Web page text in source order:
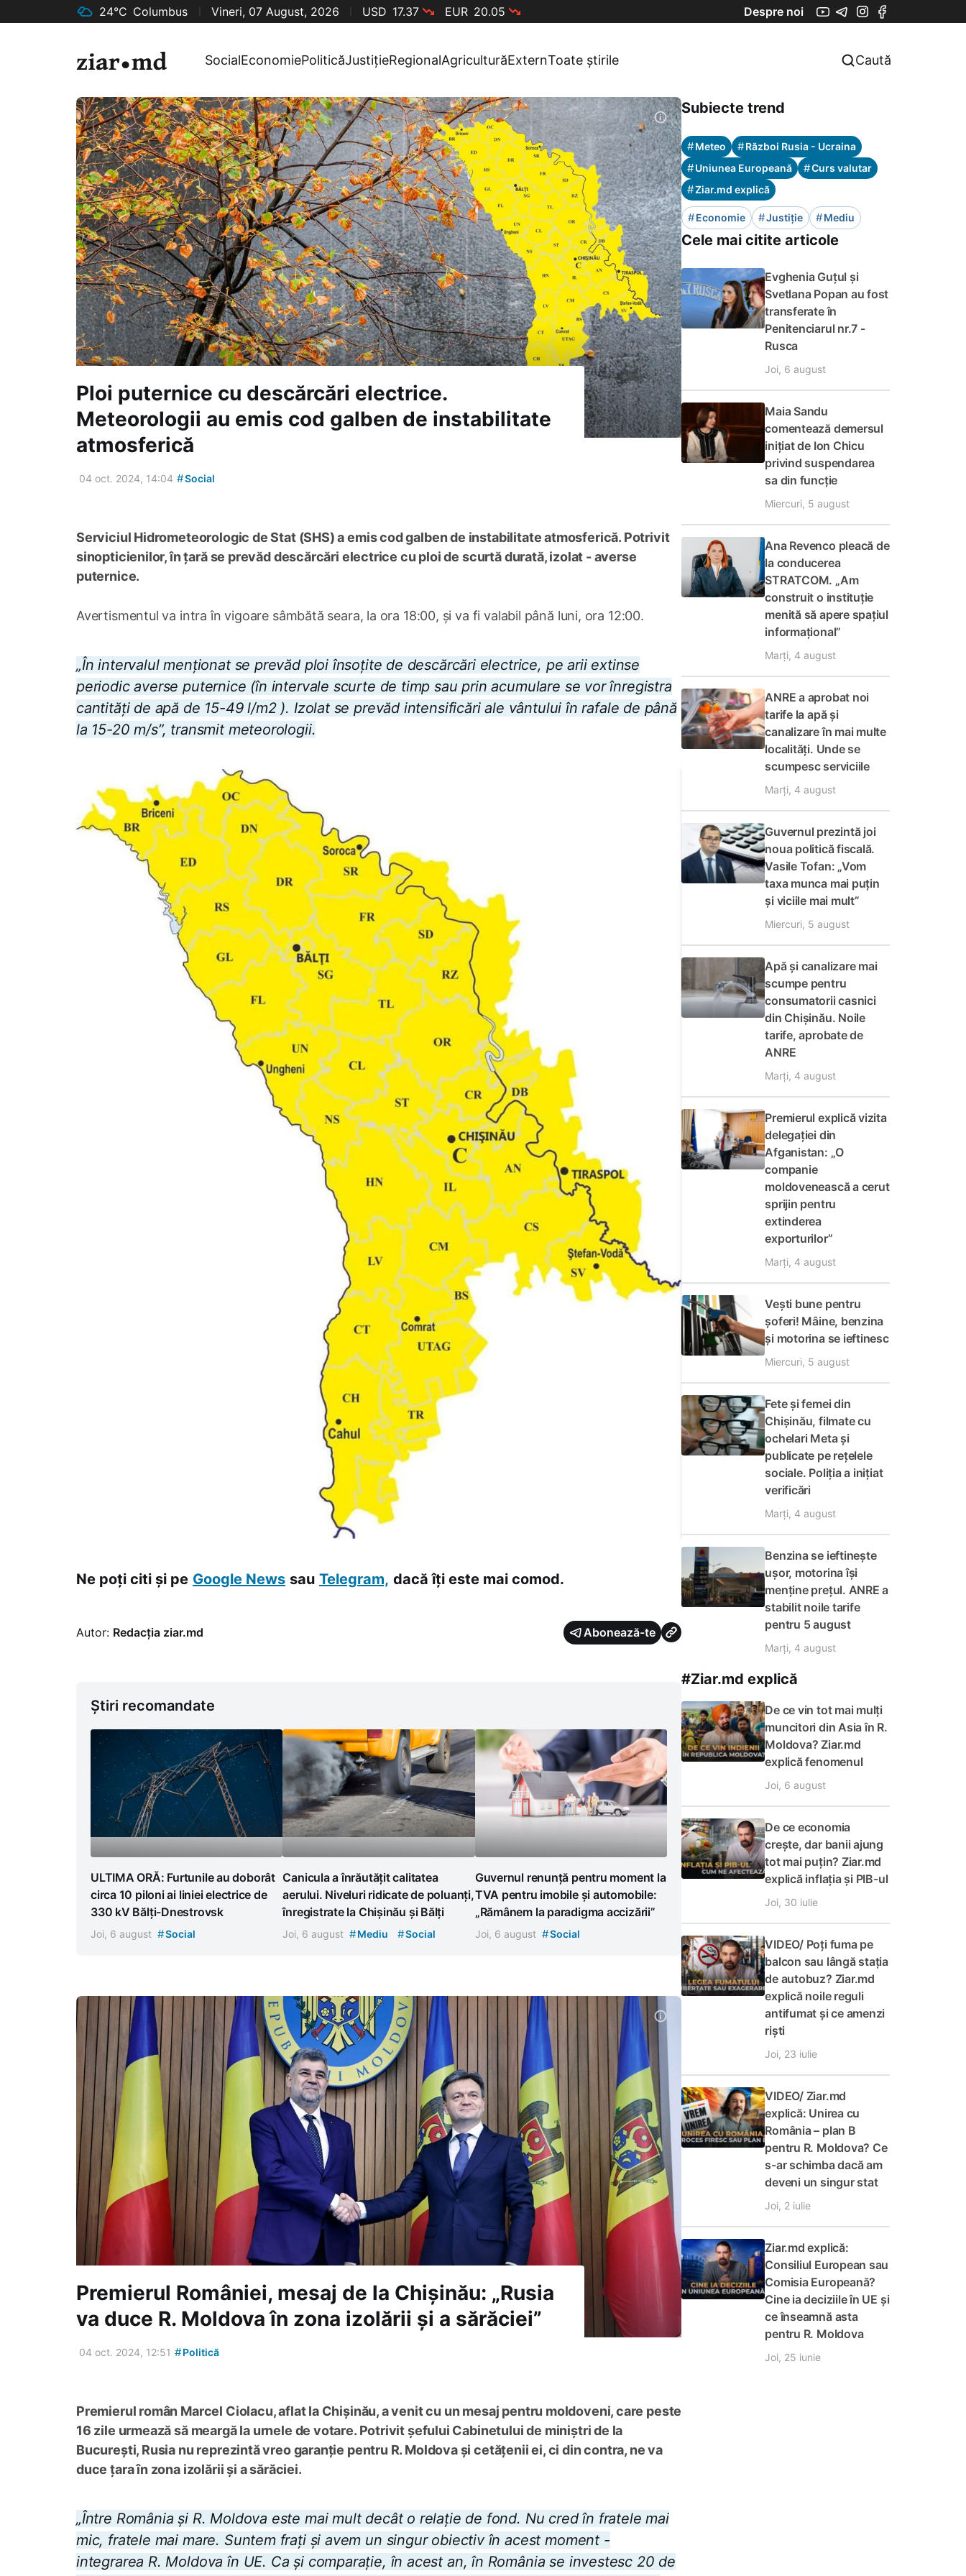
24°C Columbus Vineri, 07 August, 2026 USD 17.37 EUR 20.05 Despre noi
SocialEconomiePoliticăJustițieRegionalAgriculturăExternToate știrile Caută
Ploi puternice cu descărcări electrice.
Meteorologii au emis cod galben de instabilitate
atmosferică
04 oct. 2024, 14:04 #Social
Serviciul Hidrometeorologic de Stat (SHS) a emis cod galben de instabilitate atmosferică. Potrivit
sinopticienilor, în țară se prevăd descărcări electrice cu ploi de scurtă durată, izolat - averse
puternice.
Avertismentul va intra în vigoare sâmbătă seara, la ora 18:00, și va fi valabil până luni, ora 12:00.
„În intervalul menționat se prevăd ploi însoțite de descărcări electrice, pe arii extinse
periodic averse puternice (în intervale scurte de timp sau prin acumulare se vor înregistra
cantități de apă de 15-49 l/m2 ). Izolat se prevăd intensificări ale vântului în rafale de până
la 15-20 m/s”, transmit meteorologii.
Ne poți citi și pe Google News sau Telegram, dacă îți este mai comod.
Autor: Redacția ziar.md Abonează-te
Știri recomandate
ULTIMA ORĂ: Furtunile au doborât
circa 10 piloni ai liniei electrice de
330 kV Bălți-Dnestrovsk
Joi, 6 august #Social
Canicula a înrăutățit calitatea
aerului. Niveluri ridicate de poluanți,
înregistrate la Chișinău și Bălți
Joi, 6 august #Mediu #Social
Guvernul renunță pentru moment la
TVA pentru imobile și automobile:
„Rămânem la paradigma accizării”
Joi, 6 august #Social
Premierul României, mesaj de la Chișinău: „Rusia
va duce R. Moldova în zona izolării și a sărăciei”
04 oct. 2024, 12:51 #Politică
Premierul român Marcel Ciolacu, aflat la Chișinău, a venit cu un mesaj pentru moldoveni, care peste
16 zile urmează să meargă la urnele de votare. Potrivit șefului Cabinetului de miniștri de la
București, Rusia nu reprezintă vreo garanție pentru R. Moldova și cetățenii ei, ci din contra, ne va
duce țara în zona izolării și a sărăciei.
„Între România și R. Moldova este mai mult decât o relație de fond. Nu cred în fratele mai
mic, fratele mai mare. Suntem frați și avem un singur obiectiv în acest moment -
integrarea R. Moldova în UE. Ca și comparație, în acest an, în România se investesc 20 de
Subiecte trend
#Meteo #Război Rusia - Ucraina
#Uniunea Europeană #Curs valutar
#Ziar.md explică
#Economie #Justiție #Mediu
Cele mai citite articole
Evghenia Guțul și
Svetlana Popan au fost
transferate în
Penitenciarul nr.7 -
Rusca
Joi, 6 august
Maia Sandu
comentează demersul
inițiat de Ion Chicu
privind suspendarea
sa din funcție
Miercuri, 5 august
Ana Revenco pleacă de
la conducerea
STRATCOM. „Am
construit o instituție
menită să apere spațiul
informațional”
Marți, 4 august
ANRE a aprobat noi
tarife la apă și
canalizare în mai multe
localități. Unde se
scumpesc serviciile
Marți, 4 august
Guvernul prezintă joi
noua politică fiscală.
Vasile Tofan: „Vom
taxa munca mai puțin
și viciile mai mult”
Miercuri, 5 august
Apă și canalizare mai
scumpe pentru
consumatorii casnici
din Chișinău. Noile
tarife, aprobate de
ANRE
Marți, 4 august
Premierul explică vizita
delegației din
Afganistan: „O
companie
moldovenească a cerut
sprijin pentru
extinderea
exporturilor”
Marți, 4 august
Vești bune pentru
șoferi! Mâine, benzina
și motorina se ieftinesc
Miercuri, 5 august
Fete și femei din
Chișinău, filmate cu
ochelari Meta și
publicate pe rețelele
sociale. Poliția a inițiat
verificări
Marți, 4 august
Benzina se ieftinește
ușor, motorina își
menține prețul. ANRE a
stabilit noile tarife
pentru 5 august
Marți, 4 august
#Ziar.md explică
De ce vin tot mai mulți
muncitori din Asia în R.
Moldova? Ziar.md
explică fenomenul
Joi, 6 august
De ce economia
crește, dar banii ajung
tot mai puțin? Ziar.md
explică inflația și PIB-ul
Joi, 30 iulie
VIDEO/ Poți fuma pe
balcon sau lângă stația
de autobuz? Ziar.md
explică noile reguli
antifumat și ce amenzi
riști
Joi, 23 iulie
VIDEO/ Ziar.md
explică: Unirea cu
România – plan B
pentru R. Moldova? Ce
s-ar schimba dacă am
deveni un singur stat
Joi, 2 iulie
Ziar.md explică:
Consiliul European sau
Comisia Europeană?
Cine ia deciziile în UE și
ce înseamnă asta
pentru R. Moldova
Joi, 25 iunie